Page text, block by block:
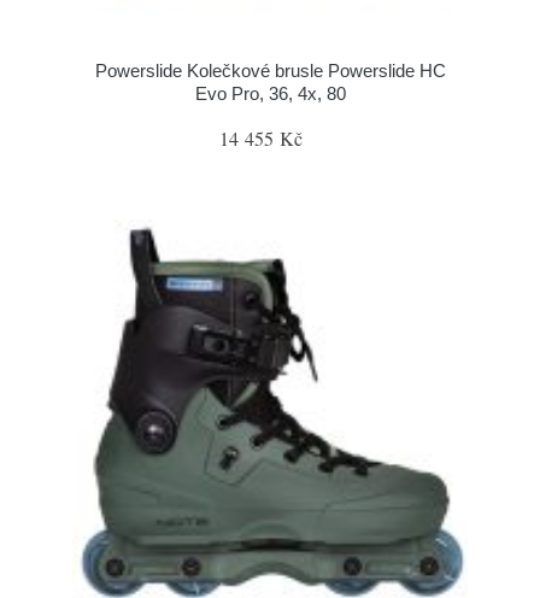
Powerslide Kolečkové brusle Powerslide HC
Evo Pro, 36, 4x, 80
14 455 Kč